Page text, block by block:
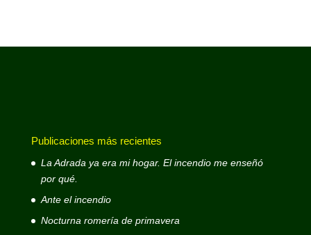
Publicaciones más recientes
La Adrada ya era mi hogar. El incendio me enseñó
por qué.
Ante el incendio
Nocturna romería de primavera